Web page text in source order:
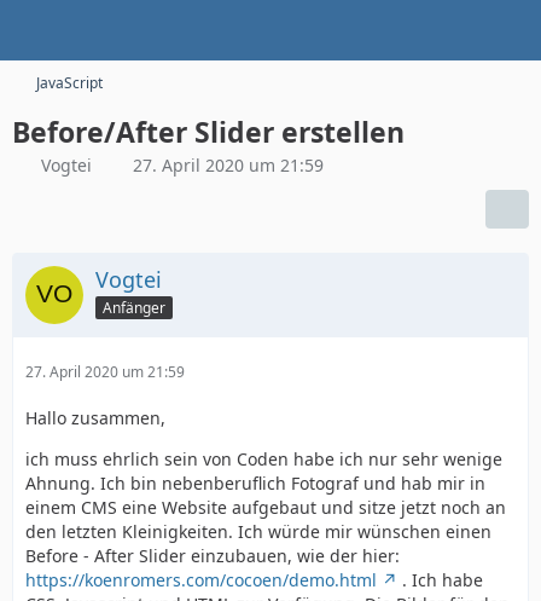
JavaScript
Before/After Slider erstellen
Vogtei 27. April 2020 um 21:59
Vogtei
Anfänger
27. April 2020 um 21:59
Hallo zusammen,
ich muss ehrlich sein von Coden habe ich nur sehr wenige
Ahnung. Ich bin nebenberuflich Fotograf und hab mir in
einem CMS eine Website aufgebaut und sitze jetzt noch an
den letzten Kleinigkeiten. Ich würde mir wünschen einen
Before - After Slider einzubauen, wie der hier:
https://koenromers.com/cocoen/demo.html
. Ich habe